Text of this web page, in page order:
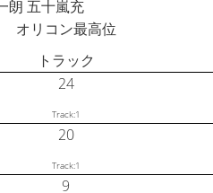
朗 五十嵐充
オリコン最高位
トラック
24
Track:1
20
Track:1
9